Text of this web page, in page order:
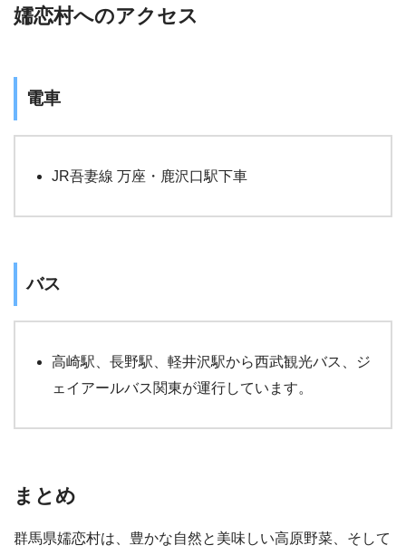
嬬恋村へのアクセス
電車
JR吾妻線 万座・鹿沢口駅下車
バス
高崎駅、長野駅、軽井沢駅から西武観光バス、ジ
ェイアールバス関東が運行しています。
まとめ
群馬県嬬恋村は、豊かな自然と美味しい高原野菜、そして